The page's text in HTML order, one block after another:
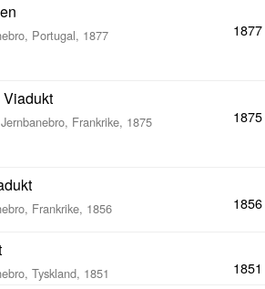
Portugal, 1877 1877
Frankrike, 1875 1875
Frankrike, 1856 1856
Tyskland, 1851 1851